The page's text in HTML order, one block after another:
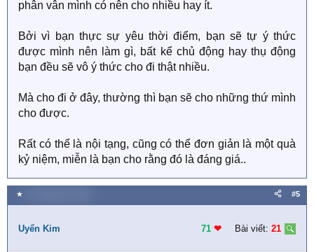
phân vân mình có nên cho nhiều hay ít.
Bởi vì bạn thực sự yêu thời điểm, bạn sẽ tự ý thức
được mình nên làm gì, bất kể chủ động hay thụ động
bạn đều sẽ vô ý thức cho đi thật nhiều.
Mà cho đi ở đây, thường thì bạn sẽ cho những thứ mình
cho được.
Rất có thể là nội tạng, cũng có thể đơn giản là một quà
kỷ niệm, miễn là bạn cho rằng đó là đáng giá..
★ #5
Uyển Kim 71 ❤︎ Bài viết: 21